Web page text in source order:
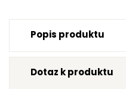
Popis produktu
Dotaz k produktu